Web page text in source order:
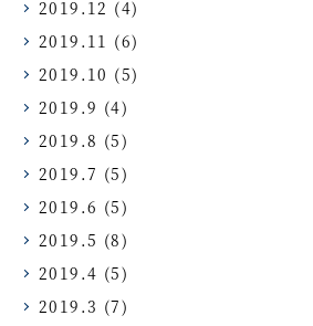
2019.12 (4)
2019.11 (6)
2019.10 (5)
2019.9 (4)
2019.8 (5)
2019.7 (5)
2019.6 (5)
2019.5 (8)
2019.4 (5)
2019.3 (7)